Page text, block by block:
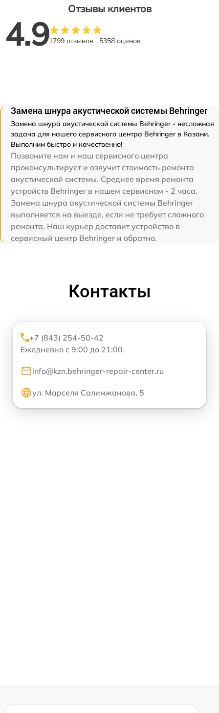
Отзывы клиентов
4.91799 отзывов 5358 оценок
Замена шнура акустической системы Behringer
Замена шнура акустической системы Behringer - несложная
задача для нашего сервисного центра Behringer в Казани.
Выполним быстро и качественно!
Позвоните нам и наш сервисного центра
проконсультирует и озвучит стоимость ремонта
акустической системы. Среднее время ремонта
устройств Behringer в нашем сервисном - 2 часа.
Замена шнура акустической системы Behringer
выполняется на выезде, если не требует сложного
ремонта. Наш курьер доставит устройство в
сервисный центр Behringer и обратно.
Контакты
+7 (843) 254-50-42
Ежедневно с 9:00 до 21:00
info@kzn.behringer-repair-center.ru
ул. Марселя Салимжанова, 5